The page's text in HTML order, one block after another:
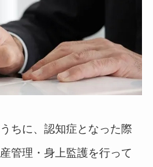
ちに、認知症となった際
管理・身上監護を行って